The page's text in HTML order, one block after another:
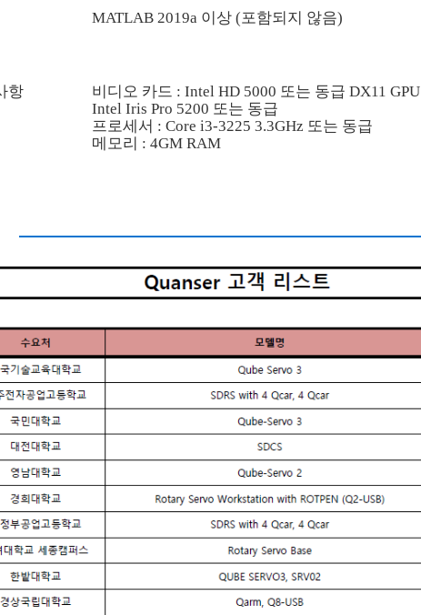
MATLAB 2019a 이상 (포함되지 않음)
항
비디오 카드 : Intel HD 5000 또는 동급 DX11 GPU
Intel Iris Pro 5200 또는 동급
프로세서 : Core i3-3225 3.3GHz 또는 동급
메모리 : 4GM RAM